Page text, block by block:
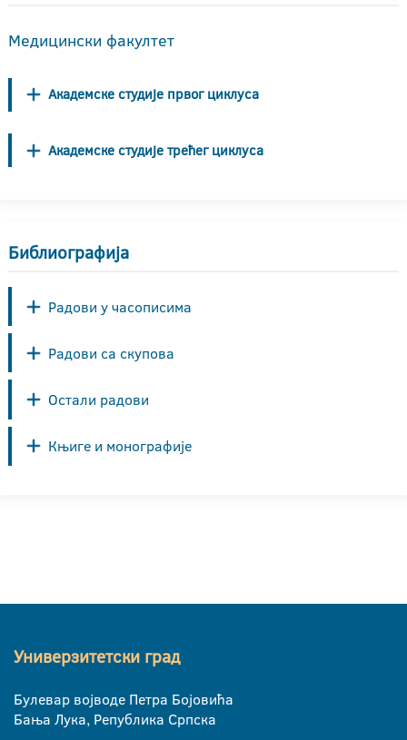
Медицински факултет
Академске студије првог циклуса
Академске студије трећег циклуса
Библиографија
Радови у часописима
Радови са скупова
Остали радови
Књиге и монографије
Универзитетски град
Булевар војводе Петра Бојовића
Бања Лука, Република Српска